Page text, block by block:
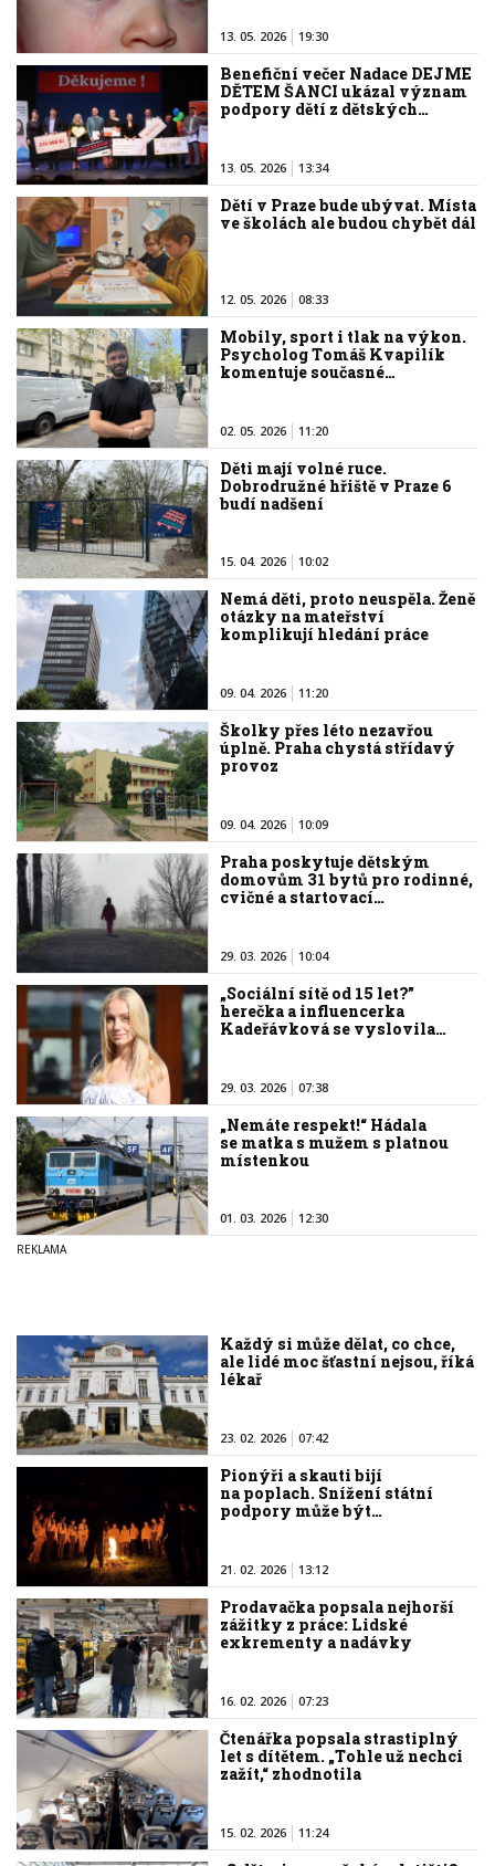
13. 05. 2026 19:30
Benefiční večer Nadace DEJME
DĚTEM ŠANCI ukázal význam
podpory dětí z dětských…
13. 05. 2026 13:34
Dětí v Praze bude ubývat. Místa
ve školách ale budou chybět dál
12. 05. 2026 08:33
Mobily, sport i tlak na výkon.
Psycholog Tomáš Kvapilík
komentuje současné…
02. 05. 2026 11:20
Děti mají volné ruce.
Dobrodružné hřiště v Praze 6
budí nadšení
15. 04. 2026 10:02
Nemá děti, proto neuspěla. Ženě
otázky na mateřství
komplikují hledání práce
09. 04. 2026 11:20
Školky přes léto nezavřou
úplně. Praha chystá střídavý
provoz
09. 04. 2026 10:09
Praha poskytuje dětským
domovům 31 bytů pro rodinné,
cvičné a startovací…
29. 03. 2026 10:04
„Sociální sítě od 15 let?”
herečka a influencerka
Kadeřávková se vyslovila…
29. 03. 2026 07:38
„Nemáte respekt!“ Hádala
se matka s mužem s platnou
místenkou
01. 03. 2026 12:30
Každý si může dělat, co chce,
ale lidé moc šťastní nejsou, říká
lékař
23. 02. 2026 07:42
Pionýři a skauti bijí
na poplach. Snížení státní
podpory může být…
21. 02. 2026 13:12
Prodavačka popsala nejhorší
zážitky z práce: Lidské
exkrementy a nadávky
16. 02. 2026 07:23
Čtenářka popsala strastiplný
let s dítětem. „Tohle už nechci
zažít,“ zhodnotila
15. 02. 2026 11:24